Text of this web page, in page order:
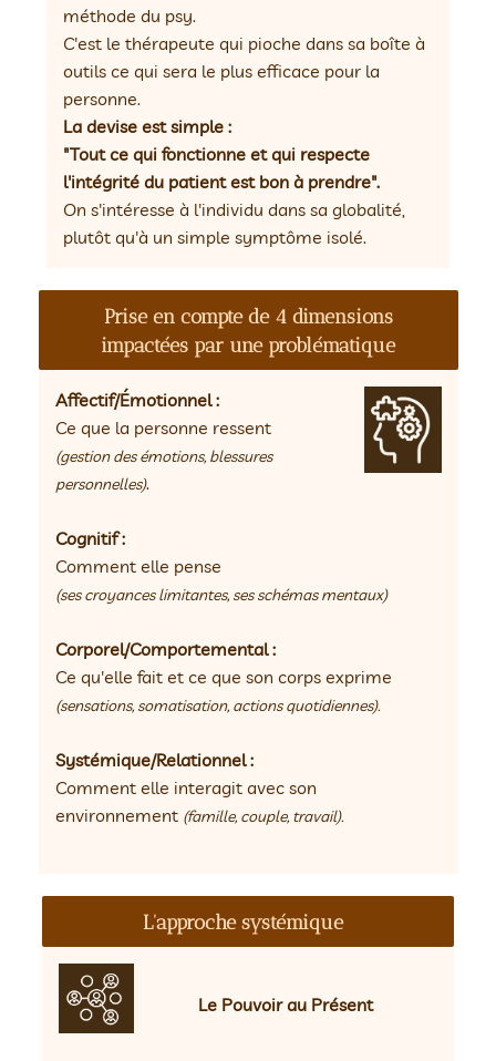
méthode du psy.
C'est le thérapeute qui pioche dans sa boîte à
outils ce qui sera le plus efficace pour la
personne.
La devise est simple :
"Tout ce qui fonctionne et qui respecte
l'intégrité du patient est bon à prendre".
On s'intéresse à l'individu dans sa globalité,
plutôt qu'à un simple symptôme isolé.
Prise en compte de 4 dimensions
impactées par une problématique
Affectif/Émotionnel :
Ce que la personne ressent
(gestion des émotions, blessures
personnelles).
Cognitif :
Comment elle pense
(ses croyances limitantes, ses schémas mentaux)
Corporel/Comportemental :
Ce qu'elle fait et ce que son corps exprime
(sensations, somatisation, actions quotidiennes).
Systémique/Relationnel :
Comment elle interagit avec son
environnement (famille, couple, travail).
L'approche systémique
Le Pouvoir au Présent